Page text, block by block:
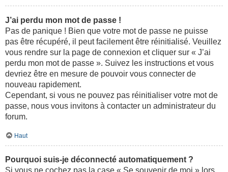
J’ai perdu mon mot de passe !
Pas de panique ! Bien que votre mot de passe ne puisse
pas être récupéré, il peut facilement être réinitialisé. Veuillez
vous rendre sur la page de connexion et cliquer sur « J’ai
perdu mon mot de passe ». Suivez les instructions et vous
devriez être en mesure de pouvoir vous connecter de
nouveau rapidement.
Cependant, si vous ne pouvez pas réinitialiser votre mot de
passe, nous vous invitons à contacter un administrateur du
forum.
Haut
Pourquoi suis-je déconnecté automatiquement ?